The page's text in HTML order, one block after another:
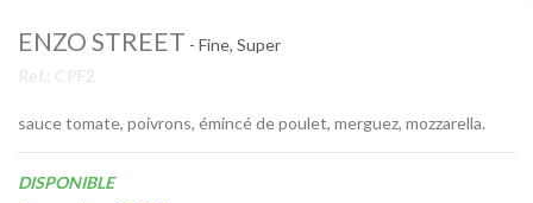
ENZO STREET - Fine, Super
Ref.: CPF2
sauce tomate, poivrons, émincé de poulet, merguez, mozzarella.
Disponibilité:
DISPONIBLE